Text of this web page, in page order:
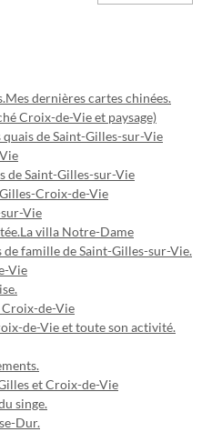
Mes dernières cartes chinées.
Croix-de-Vie et paysage)
quais de Saint-Gilles-sur-Vie
de Saint-Gilles-sur-Vie
Croix-de-Vie
sur-Vie
La villa Notre-Dame
de famille de Saint-Gilles-sur-Vie.
Vie
Croix-de-Vie
de-Vie et toute son activité.
et Croix-de-Vie
singe.
Dur.